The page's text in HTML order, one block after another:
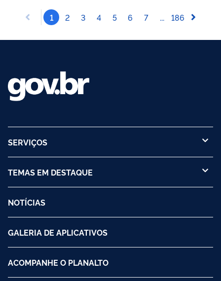
1 2 3 4 5 6 7 ... 186
SERVIÇOS
TEMAS EM DESTAQUE
NOTÍCIAS
GALERIA DE APLICATIVOS
ACOMPANHE O PLANALTO